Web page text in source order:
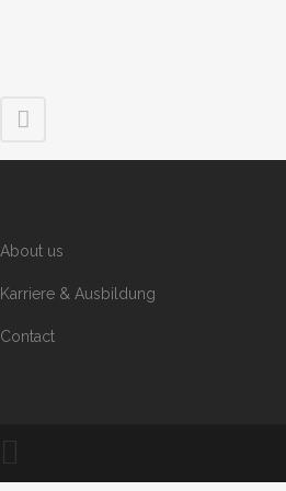
About us
Karriere & Ausbildung
Contact